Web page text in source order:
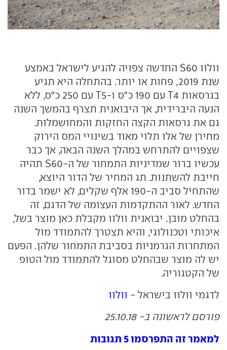
וולוו S60 החדשה צפויה להגיע לישראל באמצע
שנת 2019, פחות או יותר. בהתחלה היא תגיע
בגרסאות T4 עם 190 כ"ס ו-T5 עם 250 כ"ס, ללא
הנעה היברידית, אך היבואנית תצרף בהמשך השנה
גם את גרסאות הקצה החזקות והמחושמלות.
מחירן של אלו תלוי מאוד בשינויי המס הירוק
שצפויים להתרחש במהלך השנה הבאה, אך כבר
עכשיו ברור שמדיניות התמחור של ה-S60 תהיה
חייבת להשתנות. תג המחיר של הדור היוצא,
שהתחיל סביב ה-190 אלף שקלים, לא ישמר בדור
החדש. לאור ההתקדמות העצומה של הדגם, זה
בהחלט מובן. יבואנית וולוו מקבלת כאן מוצר בשל,
איכותי וטכנולוגי, והיא תצטרך להתמודד מול
המתחרות הגרמניות בסביבת התמחור שלהן. הפעם
יש לה מוצר שבהחלט מסוגל להתמודד מול הטופ
של הקטגוריה.
לדגמי וולוו בישראל - וולוו
פורסם לראשונה ב- 25.10.18
למאמר זה התפרסמו 5 תגובות